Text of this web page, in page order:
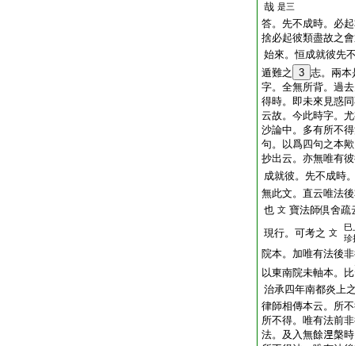
哉 是三
答。先不成時。必
捨必起彼類盡故之
始來。恒成就彼先
遁難之
3 志。兩本
字。全無所背。過
得時。即未來見惑
云故。今此時字。
沙論中。多有所不
句。以爲四句之本
抄出云。亦無唯有
成就彼。先不成時
無此文。直云唯法
也 文 寶法師倶舍疏
現行。可考之 文
巳
珍
院本。加唯有法後
以東南院未軸本。比
治承四年南都炎上
律師相傳本云。所
所不得。唯有法前
法。及入無餘𣵀槃